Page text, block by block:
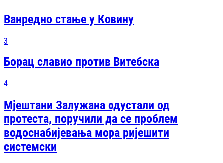
Ванредно стање у Ковину
3
Борац славио против Витебска
4
Мјештани Залужана одустали од
протеста, поручили да се проблем
водоснабијевања мора ријешити
системски